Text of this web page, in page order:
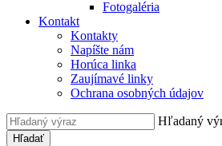
Fotogaléria
Kontakt
Kontakty
Napíšte nám
Horúca linka
Zaujímavé linky
Ochrana osobných údajov
Hľadaný
Hľadať